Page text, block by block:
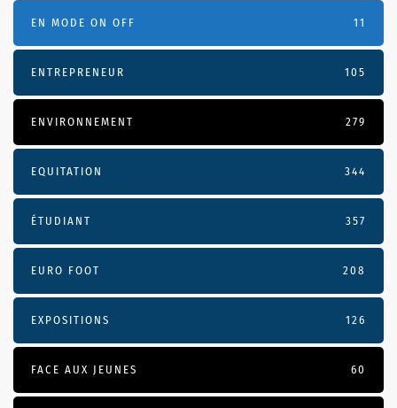
EN MODE ON OFF 11
ENTREPRENEUR 105
ENVIRONNEMENT 279
EQUITATION 344
ÉTUDIANT 357
EURO FOOT 208
EXPOSITIONS 126
FACE AUX JEUNES 60